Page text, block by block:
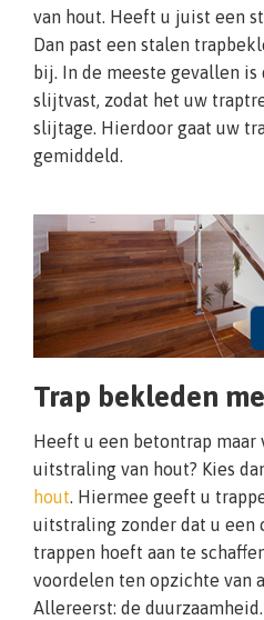
van hout. Heeft u juist een
Dan past een stalen
bij. In de meeste gevallen
slijtvast, zodat het uw
slijtage. Hierdoor gaat uw
gemiddeld.
Trap bekleden
Heeft u een betontrap maar
uitstraling van hout? Kies
hout. Hiermee geeft u
uitstraling zonder dat u een
trappen hoeft aan te
voordelen ten opzichte van
Allereerst: de